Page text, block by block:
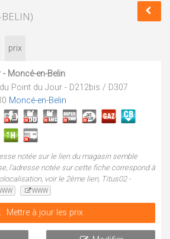
prix
- Moncé-en-Belin
Point du Jour - D212bis / D307
Moncé-en-Belin
notée sur le lien du magasin semble
l'adresse notée sur cette fiche correspond à
voir le 2ème lien, Titus02 -
WWW
Mettre à jour les prix